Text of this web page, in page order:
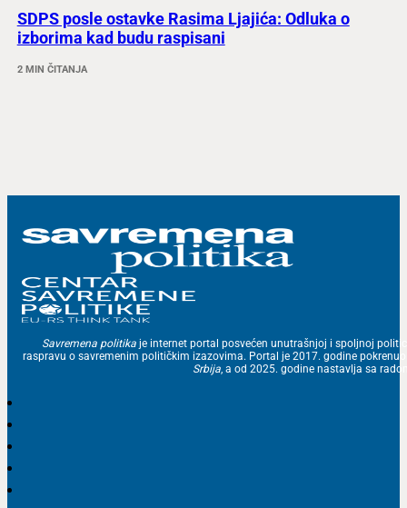
SDPS posle ostavke Rasima Ljajića: Odluka o
izborima kad budu raspisani
2 MIN ČITANJA
Savremena politika je internet portal posvećen unutrašnjoj i spoljnoj
raspravu o savremenim političkim izazovima. Portal je 2017. godine
Srbija, a od 2025. godine nastavlja sa